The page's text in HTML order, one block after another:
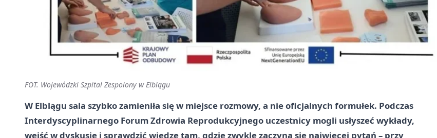
FOT. Wojewódzki Szpital Zespolony w Elblągu
W Elblągu sala szybko zamieniła się w miejsce rozmowy, a nie oficjalnych formułek. Podczas
Interdyscyplinarnego Forum Zdrowia Reprodukcyjnego uczestnicy mogli usłyszeć wykłady,
wejść w dyskusję i sprawdzić wiedzę tam, gdzie zwykle zaczyna się najwięcej pytań – przy